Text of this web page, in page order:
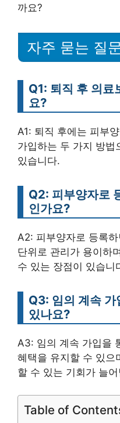
까요?
자주 묻는 질
Q1: 퇴직 후 의료
요?
A1: 퇴직 후에는 피부
가입하는 두 가지 방법
있습니다.
Q2: 피부양자로
인가요?
A2: 피부양자로 등록
단위로 관리가 용이하
수 있는 장점이 있습니
Q3: 임의 계속 가
있나요?
A3: 임의 계속 가입을
혜택을 유지할 수 있으
할 수 있는 기회가 늘
Table of